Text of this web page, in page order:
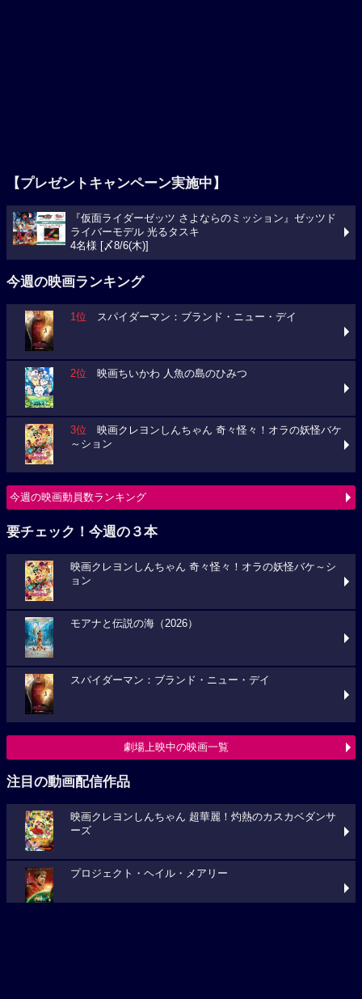
【プレゼントキャンペーン実施中】
『仮面ライダーゼッツ さよならのミッション』ゼッツド
ライバーモデル 光るタスキ
4名様 [〆8/6(木)]
今週の映画ランキング
1位 スパイダーマン：ブランド・ニュー・デイ
2位 映画ちいかわ 人魚の島のひみつ
3位 映画クレヨンしんちゃん 奇々怪々！オラの妖怪バケ
～ション
今週の映画動員数ランキング
要チェック！今週の３本
映画クレヨンしんちゃん 奇々怪々！オラの妖怪バケ～シ
ョン
モアナと伝説の海（2026）
スパイダーマン：ブランド・ニュー・デイ
劇場上映中の映画一覧
注目の動画配信作品
映画クレヨンしんちゃん 超華麗！灼熱のカスカベダンサ
ーズ
プロジェクト・ヘイル・メアリー